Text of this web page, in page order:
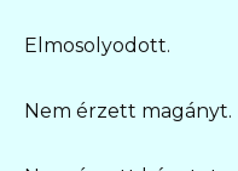
Elmosolyodott.
Nem érzett magányt.